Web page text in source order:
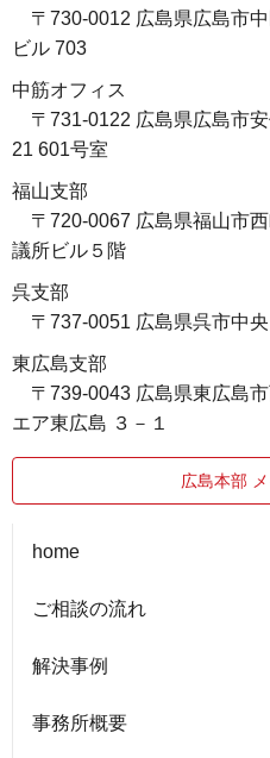
〒730-0012 広島県広島市
ビル 703
中筋オフィス
〒731-0122 広島県広島市
21 601号室
福山支部
〒720-0067 広島県福山市
議所ビル５階
呉支部
〒737-0051 広島県呉市中
東広島支部
〒739-0043 広島県東広島
エア東広島 ３－１
広島本部
home
ご相談の流れ
解決事例
事務所概要